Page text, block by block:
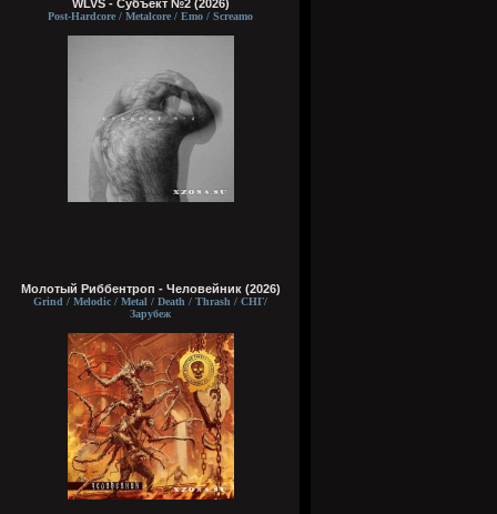
WLVS - Субъект №2 (2026)
Post-Hardcore / Metalcore / Emo / Screamo
Молотый Риббентроп - Человейник (2026)
Grind / Melodic / Metal / Death / Thrash / СНГ/
Зарубеж